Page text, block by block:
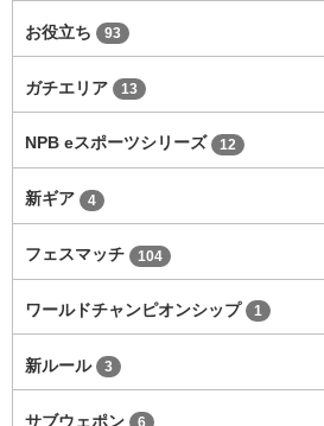
お役立ち 93
ガチエリア 13
NPB eスポーツシリーズ 12
新ギア 4
フェスマッチ 104
ワールドチャンピオンシップ 1
新ルール 3
サブウェポン